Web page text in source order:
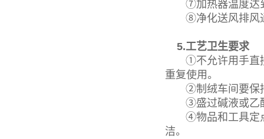
⑦加热器温度达
⑧净化送风排风
5.工艺卫生要求
①不允许用手直接
重复使用。
②制绒车间要保持
③盛过碱液或乙醇
④物品和工具定点
洁。